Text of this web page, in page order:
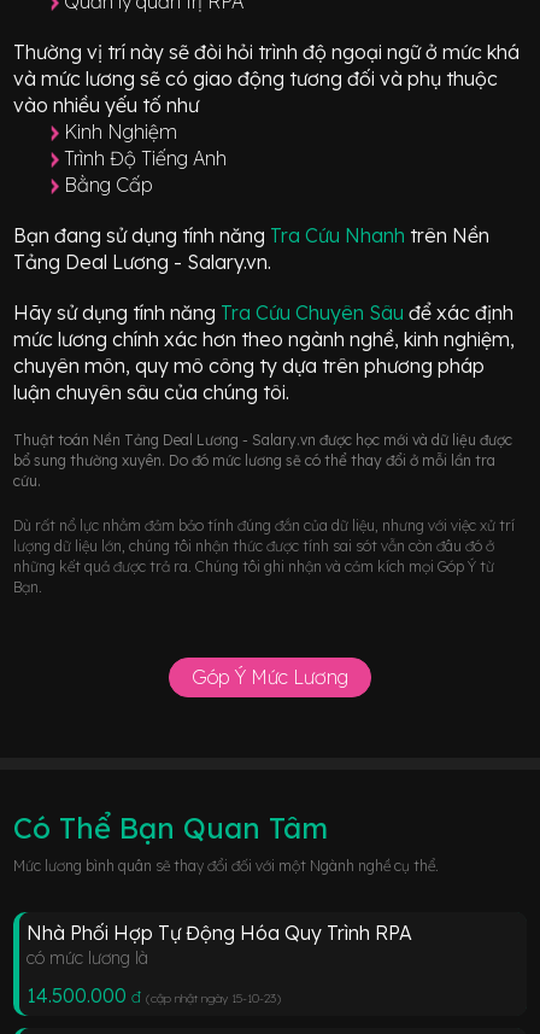
Thường vị trí này sẽ đòi hỏi trình độ ngoại ngữ ở mứckhá
và mức lương sẽ có giao động tương đối và phụ thuộc
vào nhiều yếu tố như
Kinh Nghiệm
Trình Độ Tiếng Anh
Bằng Cấp
Bạn đang sử dụng tính năng Tra Cứu Nhanh trên Nền
Tảng Deal Lương - Salary.vn.
Hãy sử dụng tính năng Tra Cứu Chuyên Sâuđể xác định
mức lương chính xác hơn theo ngành nghề, kinh nghiệm,
chuyên môn, quy mô công ty dựa trên phương pháp
luận chuyên sâu của chúng tôi.
Thuật toán Nền Tảng Deal Lương - Salary.vn được học mới và dữ liệu được
bổ sung thường xuyên. Do đó mức lương sẽ có thể thay đổi ở mỗi lần tra
cứu.
Dù rất nổ lực nhằm đảm bảo tính đúng đắn của dữ liệu, nhưng với việc xử trí
lượng dữ liệu lớn, chúng tôi nhận thức được tính sai sót vẫn còn đâu đó ở
những kết quả được trả ra. Chúng tôi ghi nhận và cảm kích mọi Góp Ý từ
Bạn.
Góp Ý Mức Lương
Có Thể Bạn Quan Tâm
Mức lương bình quân sẽ thay đổi đối với một Ngành nghề cụ thể.
Nhà Phối Hợp Tự Động Hóa Quy Trình RPA
có mức lương là
14.500.000 đ (cập nhật ngày 15-10-23)